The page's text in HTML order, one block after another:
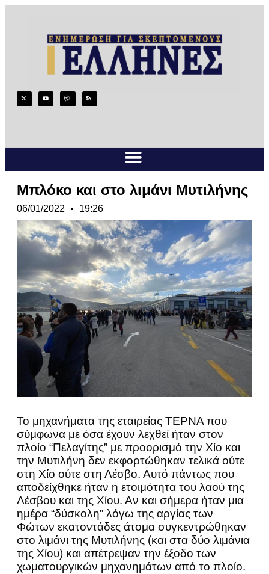
Μπλόκο και στο λιμάνι Μυτιλήνης
06/01/2022 19:26
Το μηχανήματα της εταιρείας ΤΕΡΝΑ που
σύμφωνα με όσα έχουν λεχθεί ήταν στον
πλοίο “Πελαγίτης” με προορισμό την Χίο και
την Μυτιλήνη δεν εκφορτώθηκαν τελικά ούτε
στη Χίο ούτε στη Λέσβο. Αυτό πάντως που
αποδείχθηκε ήταν η ετοιμότητα του λαού της
Λέσβου και της Χίου. Αν και σήμερα ήταν μια
ημέρα “δύσκολη” λόγω της αργίας των
Φώτων εκατοντάδες άτομα συγκεντρώθηκαν
στο λιμάνι της Μυτιλήνης (και στα δύο λιμάνια
της Χίου) και απέτρεψαν την έξοδο των
χωματουργικών μηχανημάτων από το πλοίο.